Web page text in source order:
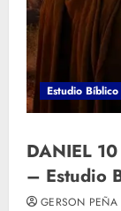
Estudio Bíblico
DANIEL
– Estudio
GERSON PEÑA